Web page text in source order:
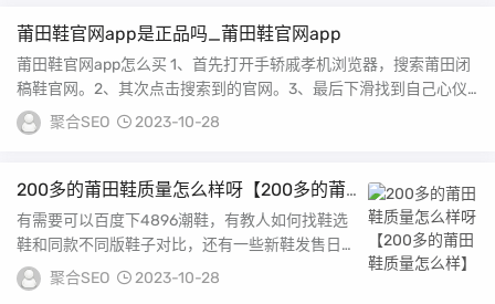
莆田鞋官网app是正品吗_莆田鞋官网app
莆田鞋官网app怎么买 1、首先打开手轿戚孝机浏览器，搜索莆田闭
稿鞋官网。2、其次点击搜索到的官网。3、最后下滑找到自己心仪
的鞋仔斗子就...
聚合SEO 2023-10-28
200多的莆田鞋质量怎么样呀【200多的莆
田鞋质量怎么样】
有需要可以百度下4896潮鞋，有教人如何找鞋选
鞋和同款不同版鞋子对比，还有一些新鞋发售日期
等潮鞋资讯做FAKE鞋的现在全国很多地方都在
做...
聚合SEO 2023-10-28